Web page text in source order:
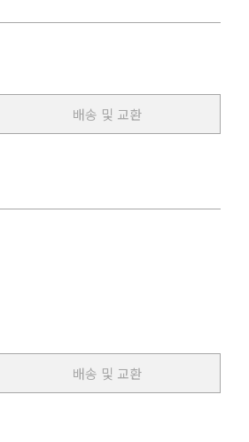
배송 및 교환
배송 및 교환